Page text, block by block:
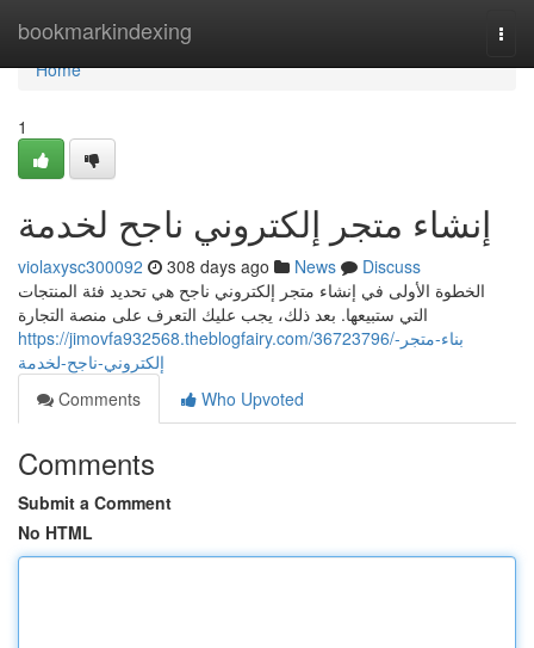
bookmarkindexing
Home
Home
1
إنشاء متجر إلكتروني ناجح لخدمة
violaxysc300092 308 days ago News
Discuss
الخطوة الأولى في إنشاء متجر إلكتروني ناجح هي تحديد فئة المنتجات
التي ستبيعها. بعد ذلك، يجب عليك التعرف على منصة التجارة
https://jimovfa932568.theblogfairy.com/36723796/بناء-متجر-
إلكتروني-ناجح-لخدمة
Comments
Who Upvoted
Comments
Submit a Comment
No HTML